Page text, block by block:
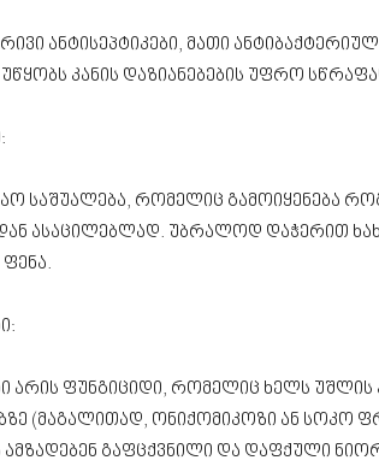
ანტისეპტიკები, მათი
კანის დაზიანებების უფრო
საშუალება, რომელიც გამოიყენება
ასაცილებლად. უბრალოდ დაჭერით
არის ფუნგიციდი, რომელიც ხელს
(მაგალითად, ონიქომიკოზი ან სოკო
ამზადებენ გაფცქვნილი და დაფქული